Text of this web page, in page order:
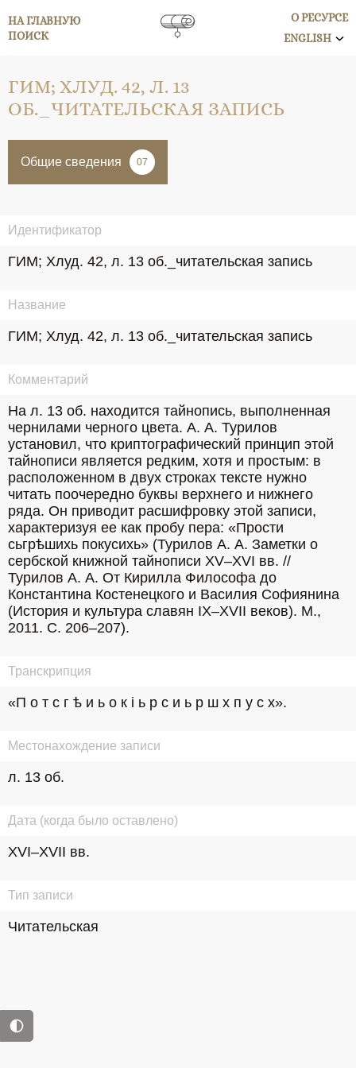
НА ГЛАВНУЮ
ПОИСК
О РЕСУРСЕ
ENGLISH
ГИМ; ХЛУД. 42, Л. 13
ОБ._ЧИТАТЕЛЬСКАЯ ЗАПИСЬ
Общие сведения 07
Идентификатор
ГИМ; Хлуд. 42, л. 13 об._читательская запись
Название
ГИМ; Хлуд. 42, л. 13 об._читательская запись
Комментарий
На л. 13 об. находится тайнопись, выполненная
чернилами черного цвета. А. А. Турилов
установил, что криптографический принцип этой
тайнописи является редким, хотя и простым: в
расположенном в двух строках тексте нужно
читать поочередно буквы верхнего и нижнего
ряда. Он приводит расшифровку этой записи,
характеризуя ее как пробу пера: «Прости
сьгрѣшихь покусихь» (Турилов А. А. Заметки о
сербской книжной тайнописи XV–XVI вв. //
Турилов А. А. От Кирилла Философа до
Константина Костенецкого и Василия Софиянина
(История и культура славян IX–XVII веков). М.,
2011. С. 206–207).
Транскрипция
«П о т с г ѣ и ь о к i ь р с и ь р ш х п у с х».
Местонахождение записи
л. 13 об.
Дата (когда было оставлено)
XVI–XVII вв.
Тип записи
Читательская